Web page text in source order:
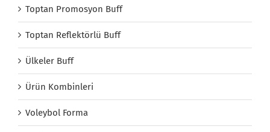
Toptan Promosyon Buff
Toptan Reflektörlü Buff
Ülkeler Buff
Ürün Kombinleri
Voleybol Forma